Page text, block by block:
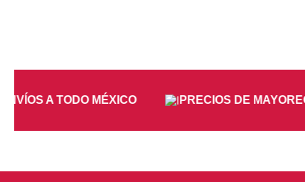
A TODO MÉXICO PRECIOS DE MAYOREO